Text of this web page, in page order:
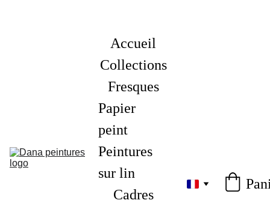
Accueil
Collections
Fresques
Papier
peint
Peintures
sur lin
Cadres